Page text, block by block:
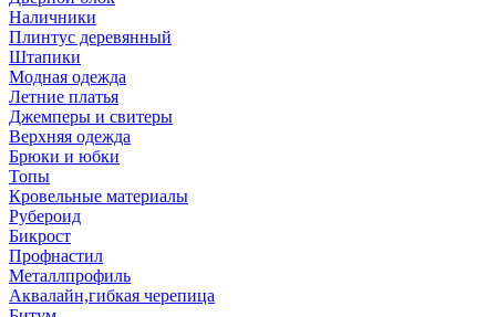
Наличники
Плинтус деревянный
Штапики
Модная одежда
Летние платья
Джемперы и свитеры
Верхняя одежда
Брюки и юбки
Топы
Кровельные материалы
Рубероид
Бикрост
Профнастил
Металлпрофиль
Аквалайн,гибкая черепица